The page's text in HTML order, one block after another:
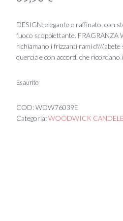
DESIGN: elegante e raffinato, con
fuoco scoppiettante. FRAGRANZA
richiamano i frizzanti rami
quercia e con accordi che ricordano
Esaurito
COD:WDW76039E
Categoria:WOODWICK